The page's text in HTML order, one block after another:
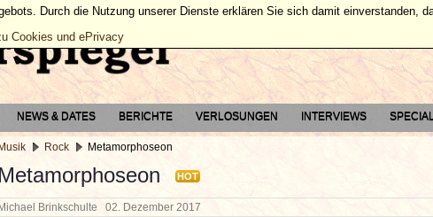
NEWS & DATES BERICHTE VERLOSUNGEN INTERVIEWS
Musik Rock Metamorphoseon
Metamorphoseon HOT
Michael Brinkschulte 02. Dezember 2017
Durch die Nutzung unserer Dienste erklären Sie sich damit einverstanden,
Cookies und ePrivacy